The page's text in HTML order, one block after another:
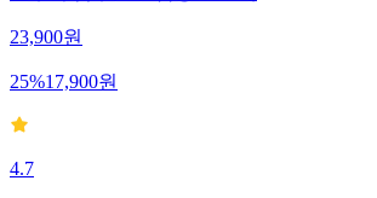
23,900원
25%17,900원
4.7